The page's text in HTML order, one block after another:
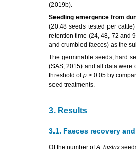
(2019b).
Seedling emergence from
(20.48 seeds tested per
retention time (24, 48, 72 and
and crumbled faeces) as the
The germinable seeds, hard
(SAS, 2015) and all data were
threshold ofp < 0.05 by
seed treatments.
3. Results
3.1. Faeces recovery
Of the number ofA. histrix